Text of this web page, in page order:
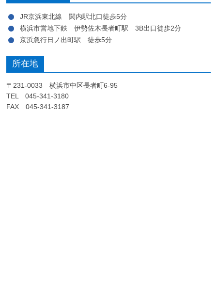
JR京浜東北線 関内駅北口徒歩5分
横浜市営地下鉄 伊勢佐木長者町駅 3B出口徒歩2分
京浜急行日ノ出町駅 徒歩5分
所在地
〒231-0033 横浜市中区長者町6-95
TEL 045-341-3180
FAX 045-341-3187